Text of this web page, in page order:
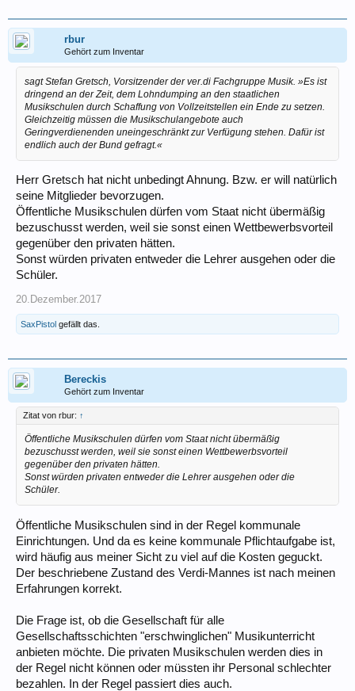
rbur
Gehört zum Inventar
sagt Stefan Gretsch, Vorsitzender der ver.di Fachgruppe Musik. »Es ist
dringend an der Zeit, dem Lohndumping an den staatlichen
Musikschulen durch Schaffung von Vollzeitstellen ein Ende zu setzen.
Gleichzeitig müssen die Musikschulangebote auch
Geringverdienenden uneingeschränkt zur Verfügung stehen. Dafür ist
endlich auch der Bund gefragt.«
Herr Gretsch hat nicht unbedingt Ahnung. Bzw. er will natürlich
seine Mitglieder bevorzugen.
Öffentliche Musikschulen dürfen vom Staat nicht übermäßig
bezuschusst werden, weil sie sonst einen Wettbewerbsvorteil
gegenüber den privaten hätten.
Sonst würden privaten entweder die Lehrer ausgehen oder die
Schüler.
20.Dezember.2017
SaxPistol gefällt das.
Bereckis
Gehört zum Inventar
Zitat von rbur: ↑
Öffentliche Musikschulen dürfen vom Staat nicht übermäßig
bezuschusst werden, weil sie sonst einen Wettbewerbsvorteil
gegenüber den privaten hätten.
Sonst würden privaten entweder die Lehrer ausgehen oder die
Schüler.
Öffentliche Musikschulen sind in der Regel kommunale
Einrichtungen. Und da es keine kommunale Pflichtaufgabe ist,
wird häufig aus meiner Sicht zu viel auf die Kosten geguckt.
Der beschriebene Zustand des Verdi-Mannes ist nach meinen
Erfahrungen korrekt.
Die Frage ist, ob die Gesellschaft für alle
Gesellschaftsschichten "erschwinglichen" Musikunterricht
anbieten möchte. Die privaten Musikschulen werden dies in
der Regel nicht können oder müssten ihr Personal schlechter
bezahlen. In der Regel passiert dies auch.